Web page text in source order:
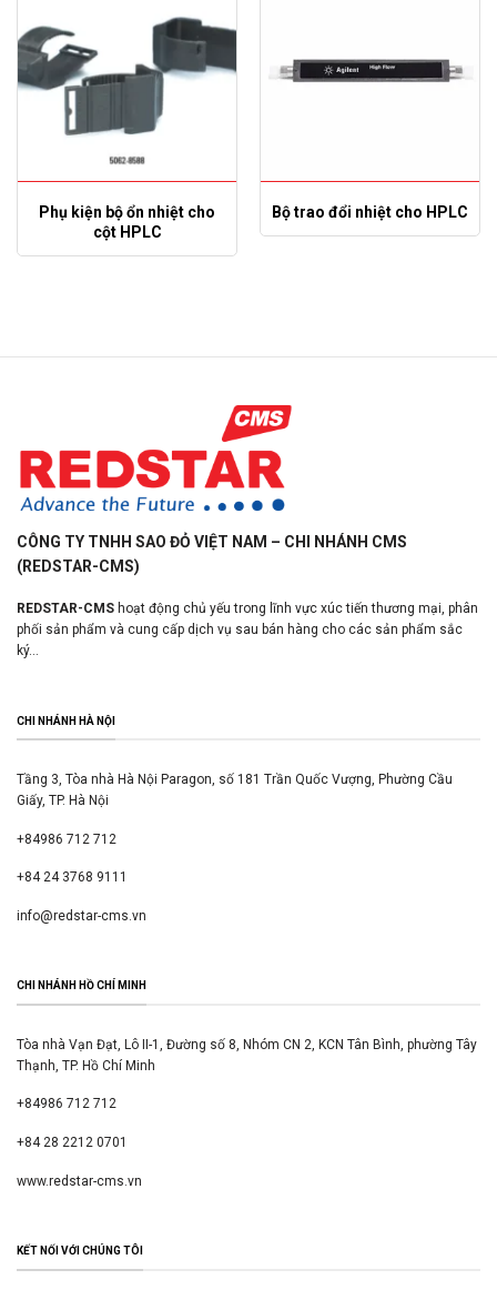
Phụ kiện bộ ổn nhiệt cho
cột HPLC
Bộ trao đổi nhiệt cho HPLC
CÔNG TY TNHH SAO ĐỎ VIỆT NAM – CHI NHÁNH CMS
(REDSTAR-CMS)
REDSTAR-CMS hoạt động chủ yếu trong lĩnh vực xúc tiến thương mại, phân
phối sản phẩm và cung cấp dịch vụ sau bán hàng cho các sản phẩm sắc
ký...
CHI NHÁNH HÀ NỘI
Tầng 3, Tòa nhà Hà Nội Paragon, số 181 Trần Quốc Vượng, Phường Cầu
Giấy, TP. Hà Nội
+84986 712 712
+84 24 3768 9111
info@redstar-cms.vn
CHI NHÁNH HỒ CHÍ MINH
Tòa nhà Vạn Đạt, Lô II-1, Đường số 8, Nhóm CN 2, KCN Tân Bình, phường Tây
Thạnh, TP. Hồ Chí Minh
+84986 712 712
+84 28 2212 0701
www.redstar-cms.vn
KẾT NỐI VỚI CHÚNG TÔI